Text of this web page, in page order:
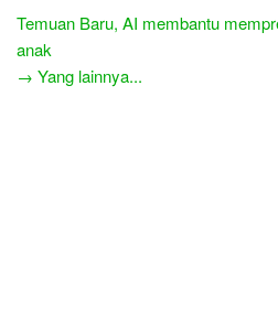
Temuan Baru, AI membantu
anak
→ Yang lainnya...